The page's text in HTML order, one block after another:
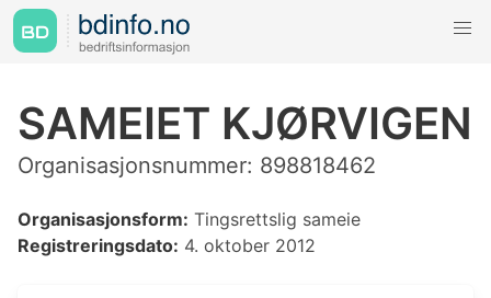
SAMEIET KJØRVIGEN
Organisasjonsnummer: 898818462
Organisasjonsform: Tingsrettslig sameie
Registreringsdato: 4. oktober 2012